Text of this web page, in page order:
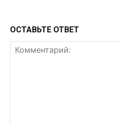
ОСТАВЬТЕ ОТВЕТ